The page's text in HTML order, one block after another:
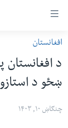
رسي
وړ
اتصالات
متن
سیمه
امریکا
افغانستان
د افغانستان
ښځو د
چنګاښ ۱۰, ۱۴۰۳